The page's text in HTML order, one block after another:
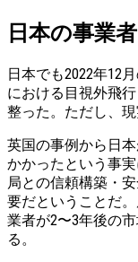
日本の事業
日本でも2022年12月
における目視外飛
整った。ただし、
英国の事例から日
かかったという事
局との信頼構築・
要だということだ
業者が2〜3年後の
る。